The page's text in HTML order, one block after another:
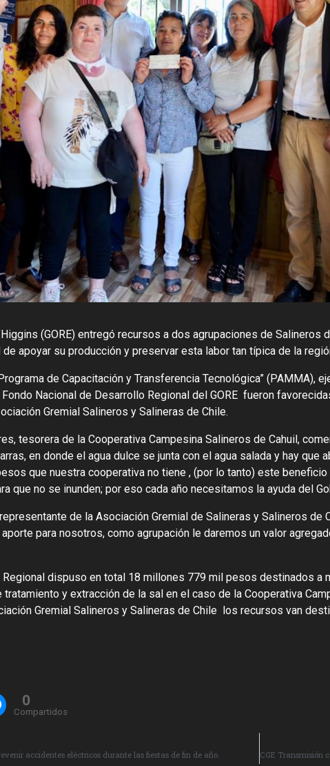
(GORE) entregó recursos a dos agrupaciones de Salineros
apoyar su producción y preservar esta labor tan típica de la
de Capacitación y Transferencia Tecnológica” (PAMMA),
Nacional de Desarrollo Regional del GORE fueron
Gremial Salineros y Salineras de Chile.
tesorera de la Cooperativa Campesina Salineros de Cahuil,
en donde el agua dulce se junta con el agua salada y hay que
que nuestra cooperativa no tiene , (por lo tanto) este
que no se inunden; por eso cada año necesitamos la ayuda del
de la Asociación Gremial de Salineras y Salineros de
para nosotros, como agrupación le daremos un valor
dispuso en total 18 millones 779 mil pesos destinados a
y extracción de la sal en el caso de la Cooperativa
Gremial Salineros y Salineras de Chile los recursos van
0
Compartidos
accidentes eléctricos durante las fiestas de fin de año.